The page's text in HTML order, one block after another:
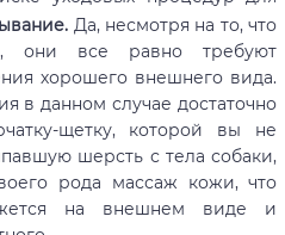
Да, несмотря на то, что
они все равно требуют
хорошего внешнего вида.
в данном случае достаточно
щетку, которой вы не
шерсть с тела собаки,
рода массаж кожи, что
на внешнем виде и